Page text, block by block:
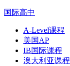
国际高中
A-Level课程
美国AP
IB国际课程
澳大利亚课程